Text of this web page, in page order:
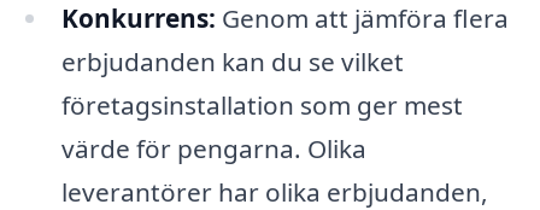
Konkurrens: Genom att jämföra flera
erbjudanden kan du se vilket
företagsinstallation som ger mest
värde för pengarna. Olika
leverantörer har olika erbjudanden,